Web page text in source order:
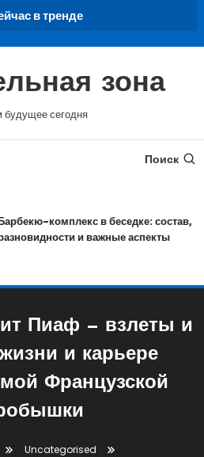
в тренде
зона
будущее сегодня
Поиск
комплекс в беседке: состав,
и важные аспекты
Пиаф — взлеты и
и карьере
Французской
Uncategorised